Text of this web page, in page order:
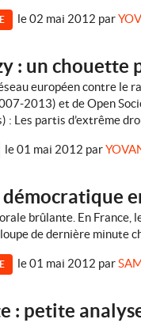
le 02 mai 2012 par
: un chouette
européen contre le
2013) et de Open
: Les partis d’extrême
le 01 mai 2012 par
brûlante. En
de dernière minute
le 01 mai 2012 par
: petite